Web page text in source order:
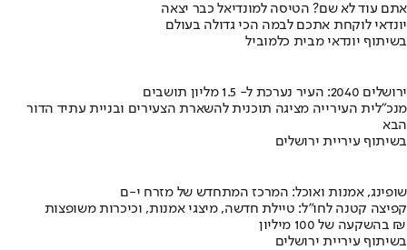
אתם עוד לא שם? הטיסה למונדיאל כבר יצאה
יונדאי לוקחת אתכם לבמה הכי גדולה בעולם
בשיתוף יונדאי מבית כלמוביל
ירושלים 2040: העיר נערכת ל- 1.5 מליון תושבים
מנכ"לית העירייה מציגה תוכנית להשארת הצעירים ובניית עתיד הדור
הבא
בשיתוף עיריית ירושלים
שופינג, אמנות ואוכל: המרכז המתחדש של מזרח י-ם
קפיצה קטנה לחו"ל: טיילת חדשה, מיצגי אמנות, וכיכרות משופצות
בהשקעה של 100 מיליון ₪
בשיתוף עיריית ירושלים